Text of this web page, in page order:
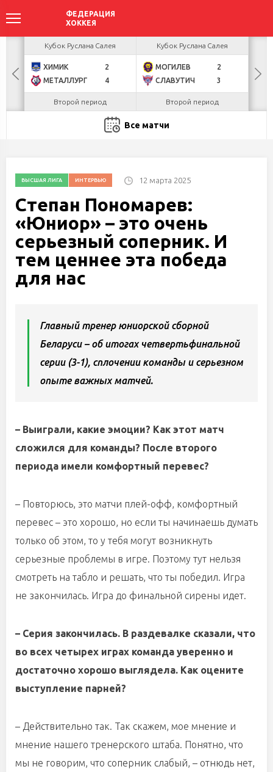
БУЛ
Кубок Руслана Салея
ХИМИК
2
МЕТАЛЛУРГ
4
Второй период
Кубок Руслана Салея
МОГИЛЕВ
2
СЛАВУТИЧ
3
Второй период
Все матчи
ВЫСШАЯ ЛИГА ИНТЕРВЬЮ 12 марта 2025
Степан Пономарев:
«Юниор» – это очень
серьезный соперник. И
тем ценнее эта победа
для нас
Главный тренер юниорской сборной
Беларуси – об итогах четвертьфинальной
серии (3-1), сплочении команды и серьезном
опыте важных матчей.
– Выиграли, какие эмоции? Как этот матч
сложился для команды? После второго
периода имели комфортный перевес?
– Повторюсь, это матчи плей-офф, комфортный
перевес – это хорошо, но если ты начинаешь думать
только об этом, то у тебя могут возникнуть
серьезные проблемы в игре. Поэтому тут нельзя
смотреть на табло и решать, что ты победил. Игра
не закончилась. Игра до финальной сирены идет.
– Серия закончилась. В раздевалке сказали, что
во всех четырех играх команда уверенно и
достаточно хорошо выглядела. Как оцените
выступление парней?
– Действительно так. Так скажем, мое мнение и
мнение нашего тренерского штаба. Понятно, что
мы не говорим, что соперник слабый, – отнюдь нет,